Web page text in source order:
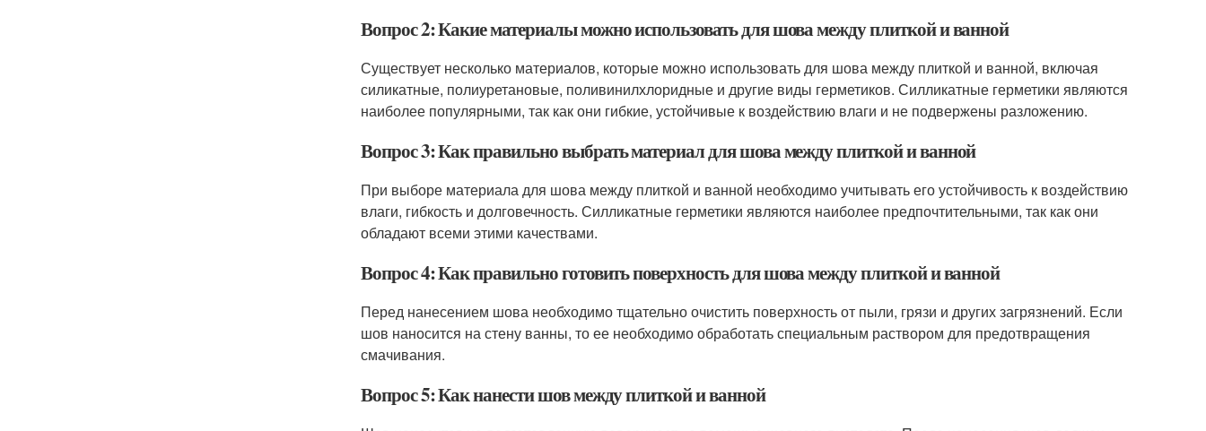
Вопрос 2: Какие материалы можно использовать для шова между плиткой и ванной
Существует несколько материалов, которые можно использовать для шова между плиткой и ванной, включая
силикатные, полиуретановые, поливинилхлоридные и другие виды герметиков. Силликатные герметики являются
наиболее популярными, так как они гибкие, устойчивые к воздействию влаги и не подвержены разложению.
Вопрос 3: Как правильно выбрать материал для шова между плиткой и ванной
При выборе материала для шова между плиткой и ванной необходимо учитывать его устойчивость к воздействию
влаги, гибкость и долговечность. Силликатные герметики являются наиболее предпочтительными, так как они
обладают всеми этими качествами.
Вопрос 4: Как правильно готовить поверхность для шова между плиткой и ванной
Перед нанесением шова необходимо тщательно очистить поверхность от пыли, грязи и других загрязнений. Если
шов наносится на стену ванны, то ее необходимо обработать специальным раствором для предотвращения
смачивания.
Вопрос 5: Как нанести шов между плиткой и ванной